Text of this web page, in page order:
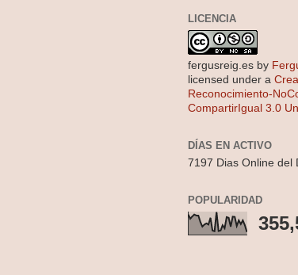
LICENCIA
fergusreig.es by
licensed under a
Reconocimiento-
CompartirIgual 3.0
DÍAS EN ACTIVO
7197 Dias Online del
POPULARIDAD